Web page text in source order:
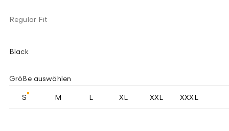
Regular Fit
Black
Größe auswählen
S M L XL XXL XXXL